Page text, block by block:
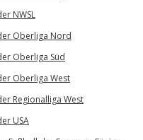
NWSL
Oberliga Nord
Oberliga Süd
Oberliga West
Regionalliga West
USA